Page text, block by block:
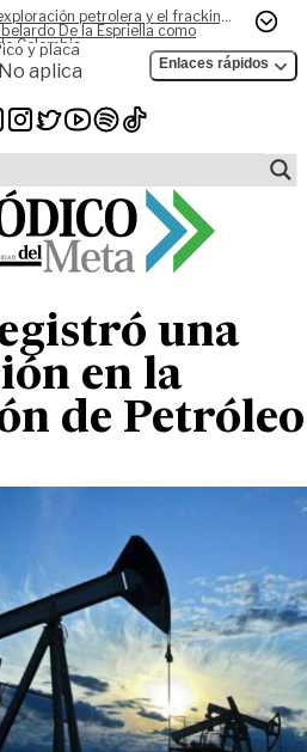
petrolera y el fracking,
De la Espriella como
Colombia
y placa
aplica Enlaces rápidos
una
en la
de Petróleo